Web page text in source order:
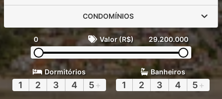
CONDOMÍNIOS
0 Valor (R$) 29.200.000
Dormitórios
1 2 3 4 5+
Banheiros
1 2 3 4 5+